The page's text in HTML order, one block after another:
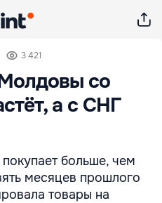
3 421
со
а с СНГ
больше, чем
месяцев прошлого
товары на